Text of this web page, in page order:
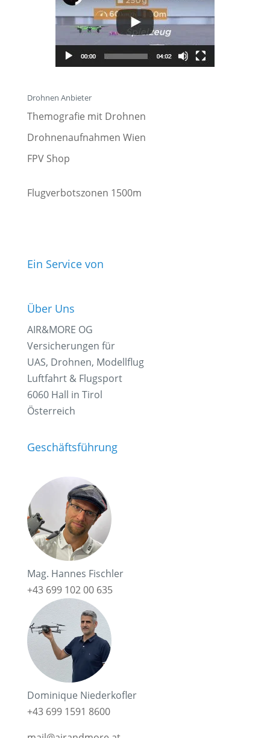
Drohnen Anbieter
Themografie mit Drohnen
Drohnenaufnahmen Wien
FPV Shop
Flugverbotszonen 1500m
Ein Service von
Über Uns
AIR&MORE OG
Versicherungen für
UAS, Drohnen, Modellflug
Luftfahrt & Flugsport
6060 Hall in Tirol
Österreich
Geschäftsführung
Mag. Hannes Fischler
+43 699 102 00 635
Dominique Niederkofler
+43 699 1591 8600